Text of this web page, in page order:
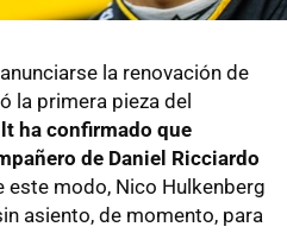
la renovación de
la primera pieza del
ha confirmado que
de Daniel Ricciardo
este modo, Nico Hulkenberg
asiento, de momento, para